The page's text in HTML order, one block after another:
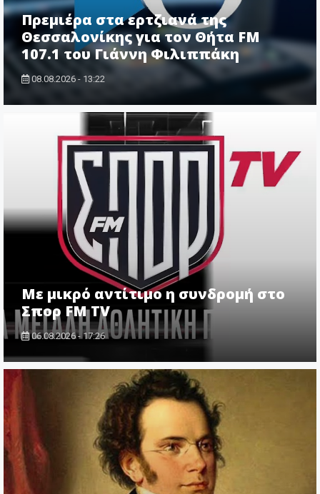
Πρεμιέρα στα ερτζιανά της
Θεσσαλονίκης για τον Θήτα FM
107.1 του Γιάννη Φιλιππάκη
08.08.2026 - 13:22
Με μικρό αντίτιμο η συνδρομή στο
Σπορ FM TV
06.08.2026 - 17:26